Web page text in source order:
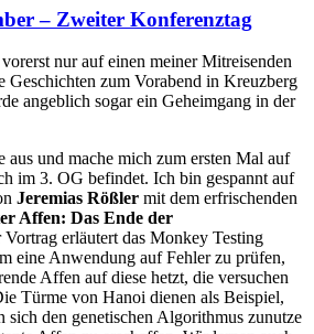
– Zweiter Konferenztag
nur auf einen meiner Mitreisenden
Geschichten zum Vorabend in Kreuzberg
angeblich sogar ein Geheimgang in der
und mache mich zum ersten Mal auf
im 3. OG befindet. Ich bin gespannt auf
Jeremias Rößler mit dem erfrischenden
Affen: Das Ende der
Vortrag erläutert das Monkey Testing
eine Anwendung auf Fehler zu prüfen,
Affen auf diese hetzt, die versuchen
Türme von Hanoi dienen als Beispiel,
sich den genetischen Algorithmus zunutze